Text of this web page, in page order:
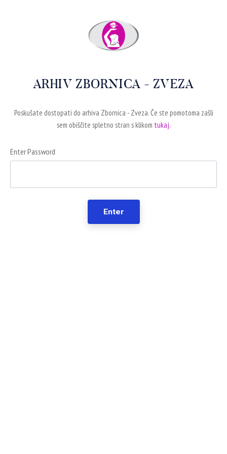
ARHIV ZBORNICA - ZVEZA
Poskušate dostopati do arhiva Zbornica - Zveza. Če ste pomotoma zašli
sem obiščite spletno stran s klikom tukaj.
Enter Password
Enter